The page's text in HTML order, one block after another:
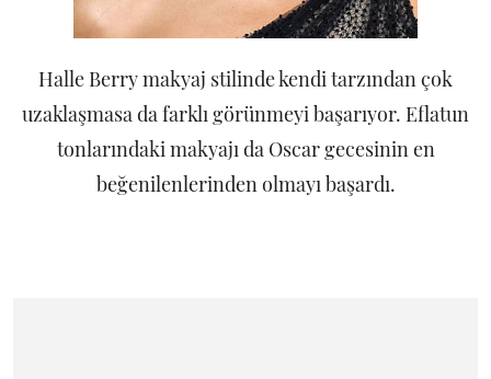
Halle Berry makyaj stilinde kendi tarzından çok
uzaklaşmasa da farklı görünmeyi başarıyor. Eflatun
tonlarındaki makyajı da Oscar gecesinin en
beğenilenlerinden olmayı başardı.